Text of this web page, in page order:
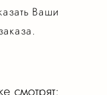
Ваши
смотрят: